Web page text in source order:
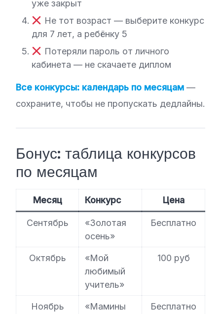
уже закрыт
Не тот возраст — выберите конкурс
для 7 лет, а ребёнку 5
Потеряли пароль от личного
кабинета — не скачаете диплом
Все конкурсы: календарь по месяцам —
сохраните, чтобы не пропускать дедлайны.
Бонус: таблица конкурсов
по месяцам
Месяц Конкурс Цена
Сентябрь
«Золотая
осень»
Бесплатно
Октябрь
«Мой
любимый
учитель»
100 руб
Ноябрь
«Мамины
Бесплатно